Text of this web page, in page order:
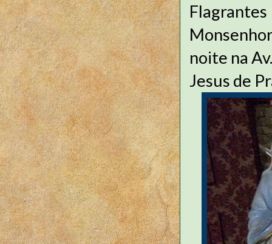
noite na
Jesus de